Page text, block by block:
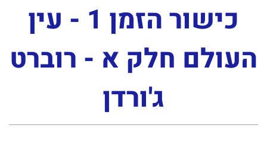
כישור הזמן 1 - עין
העולם חלק א - רוברט
ג'ורדן